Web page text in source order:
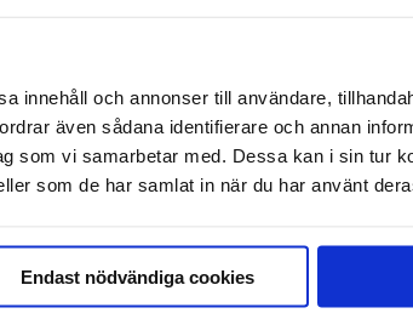
innehåll och annonser till användare,
även sådana identifierare och annan
som vi samarbetar med. Dessa kan i sin tur
som de har samlat in när du har använt
Endast nödvändiga cookies